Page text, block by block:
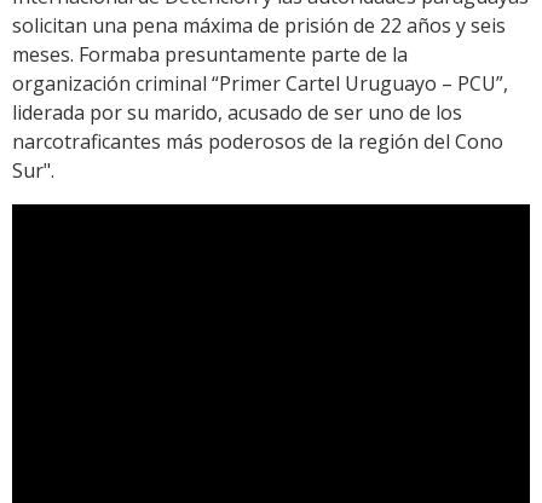
solicitan una pena máxima de prisión de 22 años y seis
meses. Formaba presuntamente parte de la
organización criminal “Primer Cartel Uruguayo – PCU”,
liderada por su marido, acusado de ser uno de los
narcotraficantes más poderosos de la región del Cono
Sur".